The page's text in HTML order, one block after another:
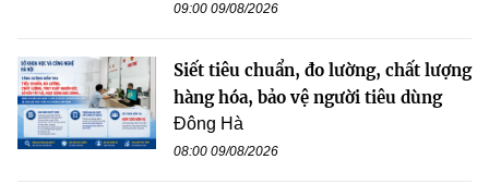
09:00 09/08/2026
Siết tiêu chuẩn, đo lường, chất lượng
hàng hóa, bảo vệ người tiêu dùng
Đông Hà
08:00 09/08/2026